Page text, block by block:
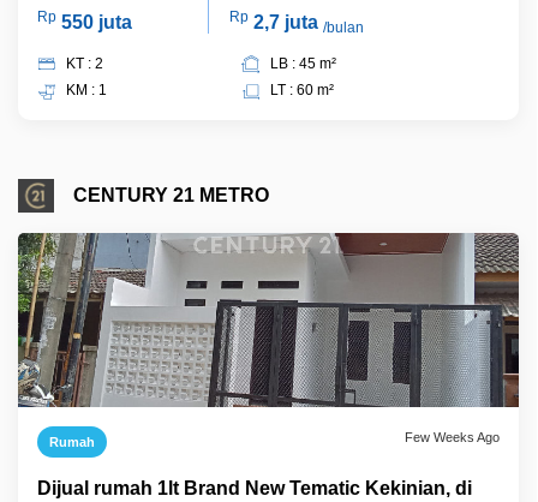
Rp 550 juta
Rp 2,7 juta /bulan
KT : 2
KM : 1
LB : 45 m²
LT : 60 m²
CENTURY 21 METRO
Rumah Few Weeks Ago
Dijual rumah 1lt Brand New Tematic Kekinian, di